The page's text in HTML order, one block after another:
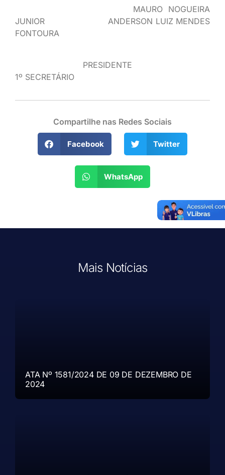
MAURO NOGUEIRA
JUNIOR ANDERSON LUIZ MENDES
FONTOURA
1º SECRETÁRIO
Compartilhe nas Redes Sociais
Facebook Twitter
WhatsApp
Mais Notícias
ATA Nº 1581/2024 DE 09 DE DEZEMBRO DE
2024